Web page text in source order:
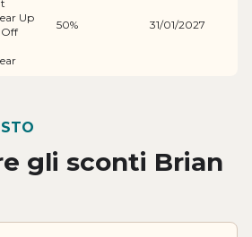
Up
Off
50% 31/01/2027
gli sconti Brian